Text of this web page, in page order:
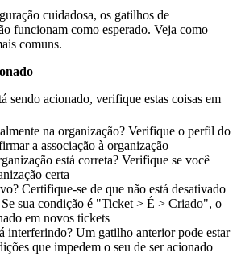
cuidadosa, os gatilhos de
funcionam como esperado. Veja como
comuns.
sendo acionado, verifique estas coisas em
na organização? Verifique o perfil do
a associação à organização
está correta? Verifique se você
certa
Certifique-se de que não está desativado
sua condição é "Ticket > É > Criado", o
em novos tickets
interferindo? Um gatilho anterior pode estar
que impedem o seu de ser acionado